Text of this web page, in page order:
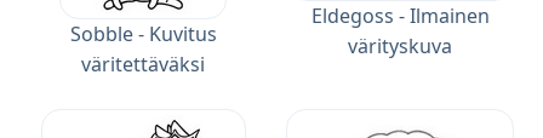
Sobble - Kuvitus
väritettäväksi
Eldegoss - Ilmainen
värityskuva